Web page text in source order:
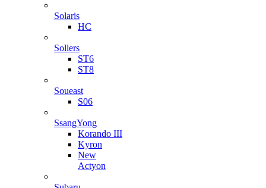
Solaris
HC
Sollers
ST6
ST8
Soueast
S06
SsangYong
Korando III
Kyron
New
Actyon